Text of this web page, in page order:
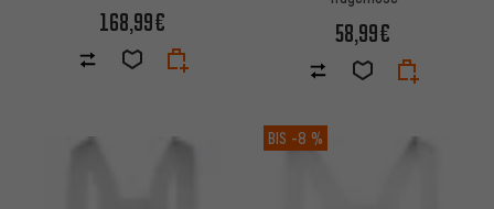
168,99€ 58,99€
BIS -8 %